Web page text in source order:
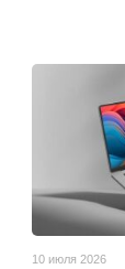
10 июля 2026